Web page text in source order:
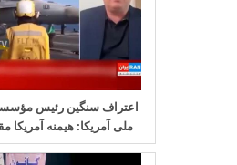
اعتراف سنگین رئیس
ملی آمریکا: هیمنه آمریکا
ریخت